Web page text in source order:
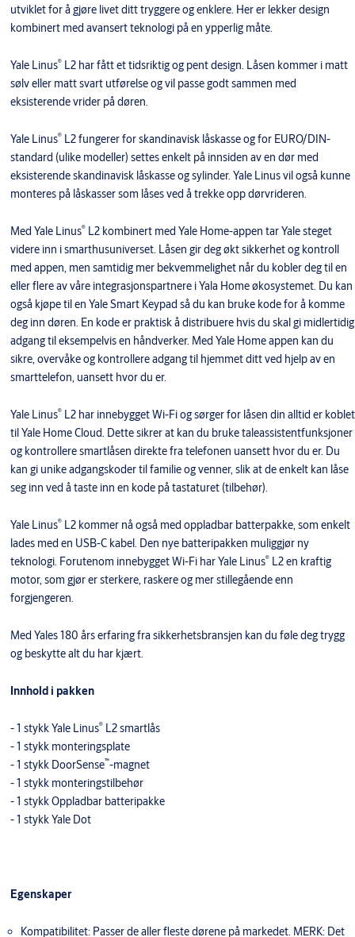
utviklet for å gjøre livet ditt tryggere og enklere. Her er lekker design
kombinert med avansert teknologi på en ypperlig måte.
Yale Linus®L2 har fått et tidsriktig og pent design. Låsen kommer i matt
sølv eller matt svart utførelse og vil passe godt sammen med
eksisterende vrider på døren.
Yale Linus®L2 fungerer for skandinavisk låskasse og for EURO/DIN-
standard (ulike modeller) settes enkelt på innsiden av en dør med
eksisterende skandinavisk låskasse og sylinder. Yale Linus vil også kunne
monteres på låskasser som låses ved å trekke opp dørvrideren.
Med Yale Linus®L2 kombinert med Yale Home-appen tar Yale steget
videre inn i smarthusuniverset. Låsen gir deg økt sikkerhet og kontroll
med appen, men samtidig mer bekvemmelighet når du kobler deg til en
eller flere av våre integrasjonspartnere i Yala Home økosystemet. Du kan
også kjøpe til en Yale Smart Keypad så du kan bruke kode for å komme
deg inn døren. En kode er praktisk å distribuere hvis du skal gi midlertidig
adgang til eksempelvis en håndverker. Med Yale Home appen kan du
sikre, overvåke og kontrollere adgang til hjemmet ditt ved hjelp av en
smarttelefon, uansett hvor du er.
Yale Linus®L2 har innebygget Wi-Fi og sørger for låsen din alltid er koblet
til Yale Home Cloud. Dette sikrer at kan du bruke taleassistentfunksjoner
og kontrollere smartlåsen direkte fra telefonen uansett hvor du er. Du
kan gi unike adgangskoder til familie og venner, slik at de enkelt kan låse
seg inn ved å taste inn en kode på tastaturet (tilbehør).
Yale Linus®L2 kommer nå også med oppladbar batterpakke, som enkelt
lades med en USB-C kabel. Den nye batteripakken muliggjør ny
teknologi. Forutenom innebygget Wi-Fi har Yale Linus®L2 en kraftig
motor, som gjør er sterkere, raskere og mer stillegående enn
forgjengeren.
Med Yales 180 års erfaring fra sikkerhetsbransjen kan du føle deg trygg
og beskytte alt du har kjært.
Innhold i pakken
- 1 stykk Yale Linus®L2 smartlås
- 1 stykk monteringsplate
- 1 stykk DoorSense™-magnet
- 1 stykk monteringstilbehør
- 1 stykk Oppladbar batteripakke
- 1 stykk Yale Dot
Egenskaper
Kompatibilitet: Passer de aller fleste dørene på markedet. MERK: Det